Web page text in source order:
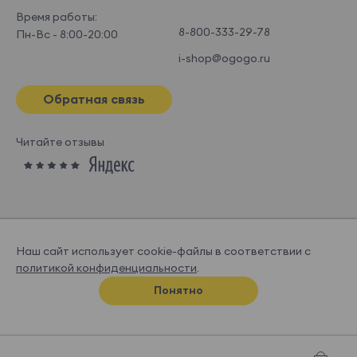
Время работы:
Пн-Вс - 8:00-20:00
8-800-333-29-78
i-shop@ogogo.ru
Обратная связь
Читайте отзывы
© OGOGOHOME, 2026
Спроектировано и нарисовано вСупрематике
Наш сайт использует cookie-файлы в соответствии с
политикой конфиденциальности.
Понятно